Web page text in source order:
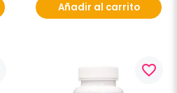
Añadir al carrito
favorite_border